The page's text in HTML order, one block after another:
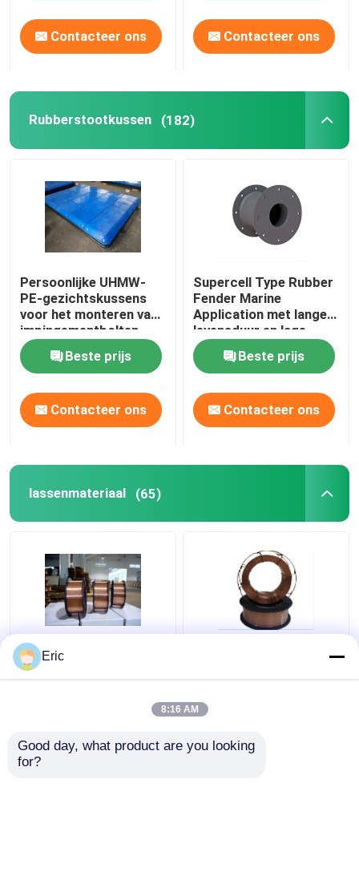
Contacteer ons Contacteer ons
Rubberstootkussen (182)
Persoonlijke UHMW-
PE-gezichtskussens
voor het monteren van
impingementbolten
Beste prijs
Contacteer ons
Supercell Type Rubber
Fender Marine
Application met lange
levensduur en lage
kantelcompressie voor
Port Fendering
Beste prijs
Contacteer ons
lassenmateriaal (65)
De Elektroden van AWS
A5.14 voor Tig het
A5.17 EM12 voor de
Cilinders van Boilerlpg
Eric
8:16 AM
Good day, what product are you looking
for?